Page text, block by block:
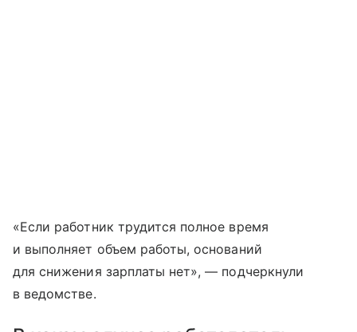
«Если работник трудится полное время
и выполняет объем работы, оснований
для снижения зарплаты нет», — подчеркнули
в ведомстве.